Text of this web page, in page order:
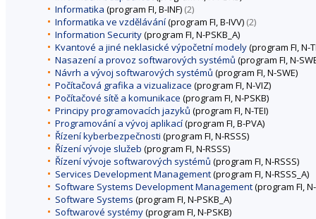
Informatika (program FI, B-INF) (2)
Informatika ve vzdělávání(program FI, B-IVV) (2)
Information Security(program FI, N-PSKB_A)
Kvantové a jiné neklasické výpočetní modely(program FI, N-
Nasazení a provoz softwarových systémů (program FI, N-
Návrh a vývoj softwarových systémů (program FI, N-SWE)
Počítačová grafika a vizualizace (program FI, N-VIZ)
Počítačové sítě a komunikace (program FI, N-PSKB)
Principy programovacích jazyků (program FI, N-TEI)
Programování a vývoj aplikací(program FI, B-PVA)
Řízení kyberbezpečnosti (program FI, N-RSSS)
Řízení vývoje služeb (program FI, N-RSSS)
Řízení vývoje softwarových systémů (program FI, N-RSSS)
Services Development Management(program FI, N-RSSS_A)
Software Systems Development Management(program FI,
Software Systems (program FI, N-PSKB_A)
Softwarové systémy(program FI, N-PSKB)